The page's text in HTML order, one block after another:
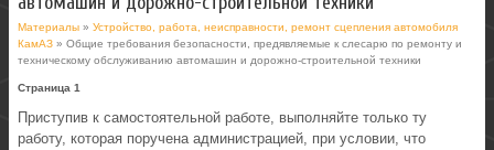
Материалы » Устройство, работа, неисправности, ремонт сцепления автомобиля
КамАЗ » Общие требования безопасности, предявляемые к слесарю по ремонту и
техническому обслуживанию автомашин и дорожно-строительной техники
Страница 1
Приступив к самостоятельной работе, выполняйте только ту
работу, которая поручена администрацией, при условии, что